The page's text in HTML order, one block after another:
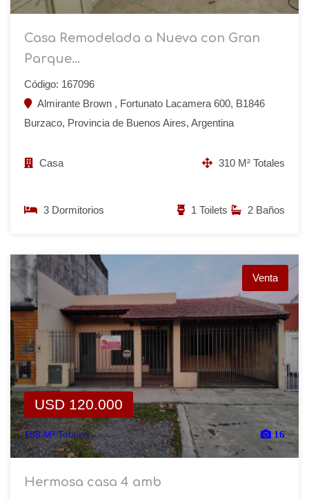
Casa Remodelada a Nueva con Gran
Parque...
Código: 167096
Almirante Brown , Fortunato Lacamera 600, B1846
Burzaco, Provincia de Buenos Aires, Argentina
Casa 310 M² Totales
3 Dormitorios 2 Baños
1 Toilets
Venta
USD 120.000
168 M² Totales 16
Hermosa casa 4 amb